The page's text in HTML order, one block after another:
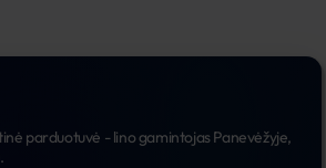
parduotuvė - lino gamintojas Panevėžyje,